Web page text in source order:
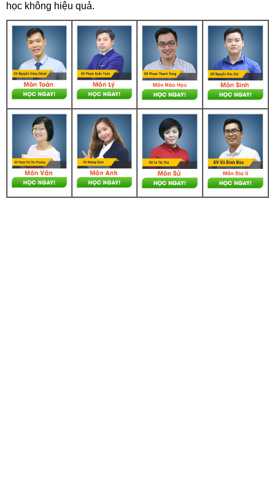
học không hiệu quả.